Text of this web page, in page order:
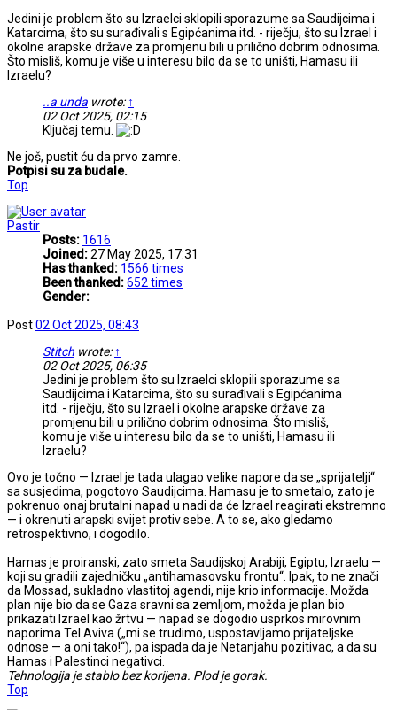
Jedini je problem što su Izraelci sklopili sporazume sa Saudijcima i
Katarcima, što su surađivali s Egipćanima itd. - riječju, što su Izrael i
okolne arapske države za promjenu bili u prilično dobrim odnosima.
Što misliš, komu je više u interesu bilo da se to uništi, Hamasu ili
Izraelu?
..a unda wrote: ↑
02 Oct 2025, 02:15
Ključaj temu.
Ne još, pustit ću da prvo zamre.
Potpisi su za budale.
Top
Pastir
Posts: 1616
Joined:27 May 2025, 17:31
Has thanked: 1566 times
Been thanked:652 times
Gender:
Post02 Oct 2025, 08:43
Stitch wrote: ↑
02 Oct 2025, 06:35
Jedini je problem što su Izraelci sklopili sporazume sa
Saudijcima i Katarcima, što su surađivali s Egipćanima
itd. - riječju, što su Izrael i okolne arapske države za
promjenu bili u prilično dobrim odnosima. Što misliš,
komu je više u interesu bilo da se to uništi, Hamasu ili
Izraelu?
Ovo je točno — Izrael je tada ulagao velike napore da se „sprijatelji“
sa susjedima, pogotovo Saudijcima. Hamasu je to smetalo, zato je
pokrenuo onaj brutalni napad u nadi da će Izrael reagirati ekstremno
— i okrenuti arapski svijet protiv sebe. A to se, ako gledamo
retrospektivno, i dogodilo.
Hamas je proiranski, zato smeta Saudijskoj Arabiji, Egiptu, Izraelu —
koji su gradili zajedničku „antihamasovsku frontu“. Ipak, to ne znači
da Mossad, sukladno vlastitoj agendi, nije krio informacije. Možda
plan nije bio da se Gaza sravni sa zemljom, možda je plan bio
prikazati Izrael kao žrtvu — napad se dogodio usprkos mirovnim
naporima Tel Aviva („mi se trudimo, uspostavljamo prijateljske
odnose — a oni tako!“), pa ispada da je Netanjahu pozitivac, a da su
Hamas i Palestinci negativci.
Tehnologija je stablo bez korijena. Plod je gorak.
Top